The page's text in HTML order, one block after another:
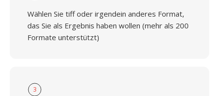
Wählen Sie tiff oder irgendein anderes Format,
das Sie als Ergebnis haben wollen (mehr als 200
Formate unterstützt)
3